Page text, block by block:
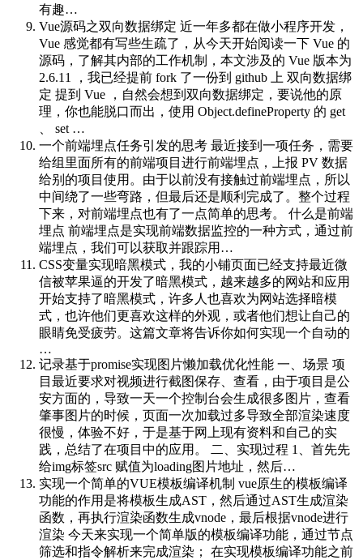
有趣…
Vue源码之双向数据绑定 近一年多都在做小程序开发，
Vue 感觉都有写些生疏了，从今天开始阅读一下 Vue 的
源码，了解其内部的工作机制，本文涉及的 Vue 版本为
2.6.11 ，我已经提前 fork 了一份到 github 上 双向数据绑
定 提到 Vue ，自然会想到双向数据绑定，要说他的原
理，你也能脱口而出，使用 Object.defineProperty 的 get
、 set …
一个前端埋点任务引发的思考 最近接到一项任务，需要
给组里面所有的前端项目进行前端埋点，上报 PV 数据
给别的项目使用。由于以前没有接触过前端埋点，所以
中间绕了一些弯路，但最后还是顺利完成了。整个过程
下来，对前端埋点也有了一点简单的思考。 什么是前端
埋点 前端埋点是实现前端数据监控的一种方式，通过前
端埋点，我们可以获取并跟踪用…
CSS变量实现暗黑模式，我的小铺页面已经支持最近微
信被苹果逼的开发了暗黑模式，越来越多的网站和应用
开始支持了暗黑模式，许多人也喜欢为网站选择暗模
式，也许他们更喜欢这样的外观，或者他们想让自己的
眼睛免受疲劳。这篇文章将告诉你如何实现一个自动的
…
记录基于promise实现图片懒加载优化性能 一、场景 项
目最近要求对视频进行截图保存、查看，由于项目是公
安方面的，导致一天一个控制台会生成很多图片，查看
肇事图片的时候，页面一次加载过多导致全部渲染速度
很慢，体验不好，于是基于网上现有资料和自己的实
践，总结了在项目中的应用。 二、实现过程 1、首先先
给img标签src 赋值为loading图片地址，然后…
实现一个简单的VUE模板编译机制 vue原生的模板编译
功能的作用是将模板生成AST，然后通过AST生成渲染
函数，再执行渲染函数生成vnode，最后根据vnode进行
渲染 今天来实现一个简单版的模板编译功能，通过节点
筛选和指令解析来完成渲染； 在实现模板编译功能之前